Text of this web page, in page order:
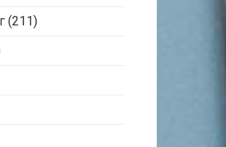
(211)